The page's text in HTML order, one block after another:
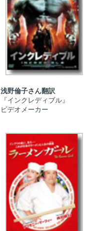
浅野倫子さん翻訳
『インクレディブル』
ビデオメーカー